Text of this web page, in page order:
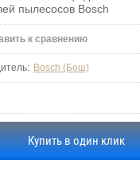
пылесосов Bosch
к сравнению
Bosch (Бош)
Купить в один клик